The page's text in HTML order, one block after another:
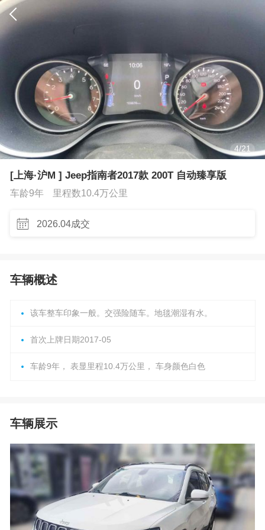
4/21
[上海·沪M ] Jeep指南者2017款 200T 自动臻享版
车龄9年 里程数10.4万公里
2026.04成交
车辆概述
该车整车印象一般。交强险随车。地毯潮湿有水。
首次上牌日期2017-05
车龄9年， 表显里程10.4万公里， 车身颜色白色
车辆展示